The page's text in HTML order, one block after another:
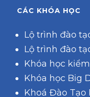
CÁC KHÓA HỌC
Lộ trình đào
Lộ trình đào
Khóa học
Khóa học Big
Khoá Đào Tạo